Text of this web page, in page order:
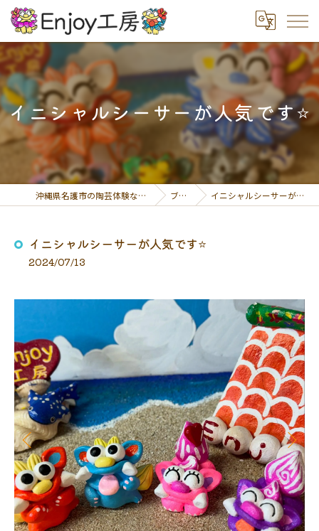
イニシャルシーサーが人気です⭐️
沖縄県名護市の陶芸体験ならEnjoy工房 ブログ イニシャルシーサーが人気です⭐️
イニシャルシーサーが人気です⭐️
2024/07/13